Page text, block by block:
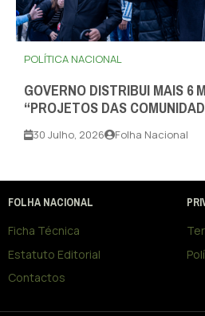
POLÍTICA NACIONAL
GOVERNO DISTRIBUI MAIS 6
“PROJETOS DAS
30 Julho, 2026 Folha Nacional
FOLHA NACIONAL
Ficha Técnica
Estatuto Editorial
Contactos